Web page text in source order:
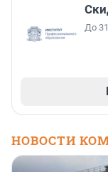
До
НОВОСТИ